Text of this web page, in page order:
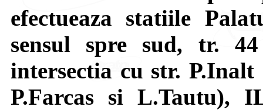
efectueaza statiile
sensul spre sud, tr.
intersectia cu str.
P.Farcas si L.Tautu),